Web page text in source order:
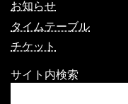
お知らせ
タイムテーブル
チケット
サイト内検索